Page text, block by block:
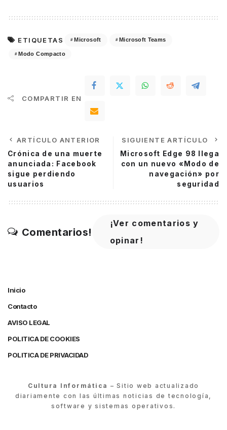
ETIQUETAS Microsoft Microsoft Teams
Modo Compacto
COMPARTIR EN
ARTÍCULO ANTERIOR
Crónica de una muerte
anunciada: Facebook
sigue perdiendo
usuarios
SIGUIENTE ARTÍCULO
Microsoft Edge 98 llega
con un nuevo «Modo de
navegación» por
seguridad
Comentarios!
¡Ver comentarios y
opinar!
Inicio
Contacto
AVISO LEGAL
POLITICA DE COOKIES
POLITICA DE PRIVACIDAD
Cultura Informática – Sitio web actualizado
diariamente con las últimas noticias de tecnología,
software y sistemas operativos.